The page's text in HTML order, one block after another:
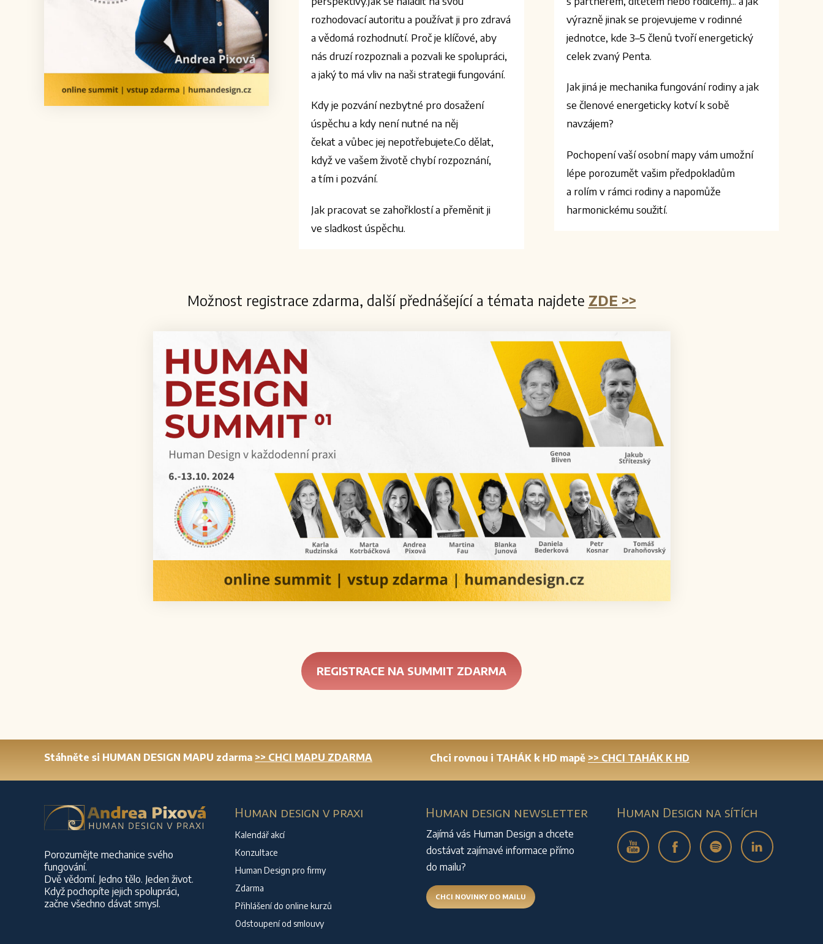
rozhodovací autoritu a používat ji pro zdravá
a vědomá rozhodnutí. Proč je klíčové, aby
nás druzí rozpoznali a pozvali ke spolupráci,
a jaký to má vliv na naši strategii fungování.
Kdy je pozvání nezbytné pro dosažení
úspěchu a kdy není nutné na něj
čekat a vůbec jej nepotřebujete.Co dělat,
když ve vašem životě chybí rozpoznání,
a tím i pozvání.
Jak pracovat se zahořklostí a přeměnit ji
ve sladkost úspěchu.
výrazně jinak se projevujeme v rodinné
jednotce, kde 3–5 členů tvoří energetický
celek zvaný Penta.
Jak jiná je mechanika fungování rodiny a jak
se členové energeticky kotví k sobě
navzájem?
Pochopení vaší osobní mapy vám umožní
lépe porozumět vašim předpokladům
a rolím v rámci rodiny a napomůže
harmonickému soužití.
Možnost registrace zdarma, další přednášející a témata najdete ZDE >>
REGISTRACE NA SUMMIT ZDARMA
Stáhněte si HUMAN DESIGN MAPU zdarma >> CHCI MAPU ZDARMA Chci rovnou i TAHÁK k HD mapě >> CHCI TAHÁK K HD
Porozumějte mechanice svého
fungování.
Dvě vědomí. Jedno tělo. Jeden život.
Když pochopíte jejich spolupráci,
začne všechno dávat smysl.
Human design v praxi
Kalendář akcí
Konzultace
Human Design pro firmy
Zdarma
Přihlášení do online kurzů
Odstoupení od smlouvy
Human design newsletter
Zajímá vás Human Design a chcete
dostávat zajímavé informace přímo
do mailu?
CHCI NOVINKY DO MAILU
Human Design na sítích